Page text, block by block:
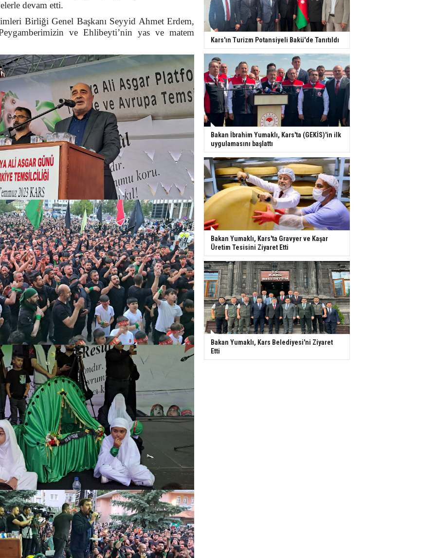
devam etti.
Birliği Genel Başkanı Seyyid Ahmet Erdem,
ve Ehlibeyti’nin yas ve matem
Kars'ın Turizm Potansiyeli Bakü'de Tanıtıldı
Bakan İbrahim Yumaklı, Kars'ta (GEKİS)'in ilk
uygulamasını başlattı
Bakan Yumaklı, Kars'ta Gravyer ve Kaşar
Üretim Tesisini Ziyaret Etti
Bakan Yumaklı, Kars Belediyesi'ni Ziyaret
Etti